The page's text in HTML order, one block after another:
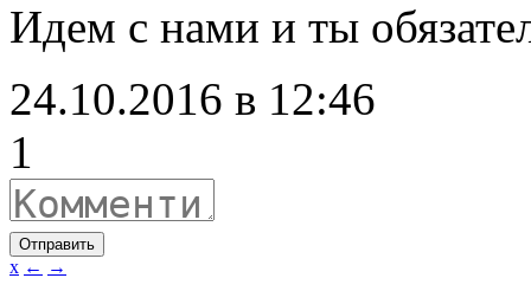
Идем с нами и ты
24.10.2016 в 12:46
1
Отправить
x ← →